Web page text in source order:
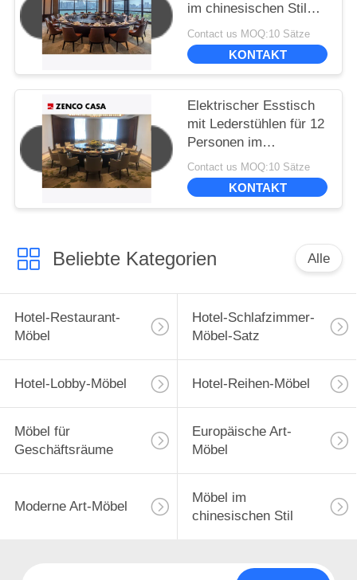
im chinesischen Stil
mit motorisierter
Funktion
Contact us MOQ:10 Sätze
KONTAKT
Elektrischer Esstisch
mit Lederstühlen für 12
Personen im
Hotelrestaurant
Contact us MOQ:10 Sätze
KONTAKT
Beliebte Kategorien Alle
Hotel-Restaurant-
Möbel
Hotel-Schlafzimmer-
Möbel-Satz
Hotel-Lobby-Möbel Hotel-Reihen-Möbel
Möbel für
Geschäftsräume
Europäische Art-
Möbel
Moderne Art-Möbel
Möbel im
chinesischen Stil